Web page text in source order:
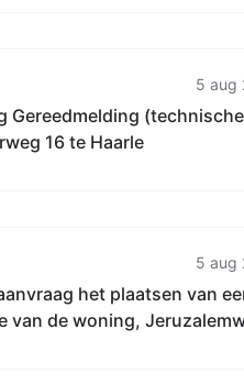
5 aug
Gereedmelding (technische
16 te Haarle
5 aug
het plaatsen van
van de woning,